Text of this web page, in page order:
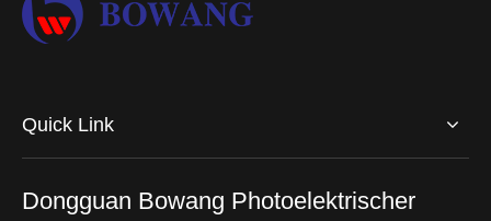
Quick Link
Dongguan Bowang Photoelektrischer